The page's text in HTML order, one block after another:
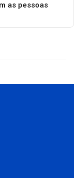
as pessoas